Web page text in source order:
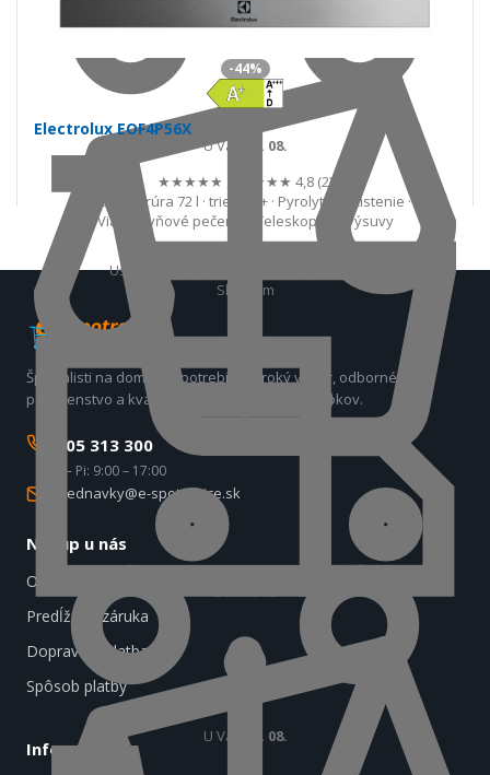
Do košíka
U Vás 18. 08.
-44%
Electrolux EOF4P56X
★★★★★ ★★★★★ 4,8 (2)
Vstavaná rúra 72 l · trieda A+ · Pyrolytické čistenie ·
Viacúrovňové pečenie · Teleskopické výsuvy
Ušetríte 281,00 €
Skladom
U Vás 11. 08.
Špecialisti na domáce spotrebiče. Široký výber, odborné
poradenstvo a kvalitný servis už viac ako 17 rokov.
0905 313 300
Po – Pi: 9:00 – 17:00
objednavky@e-spotrebice.sk
Nákup u nás
O nás
Predĺžená záruka
Doprava a platba
Spôsob platby
Informácie